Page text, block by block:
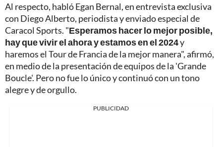
Al respecto, habló Egan Bernal, en entrevista exclusiva
con Diego Alberto, periodista y enviado especial de
Caracol Sports. "Esperamos hacer lo mejor posible,
hay que vivir el ahora y estamos en el 2024y
haremos el Tour de Francia de la mejor manera", afirmó,
en medio de la presentación de equipos de la 'Grande
Boucle'. Pero no fue lo único y continuó con un tono
alegre y de orgullo.
PUBLICIDAD